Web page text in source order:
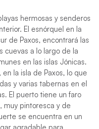
hermosas y senderos
El esnórquel en la
de Paxos, encontrará las
cuevas a lo largo de la
en las islas Jónicas.
la isla de Paxos, lo que
y varias tabernas en el
El puerto tiene un faro
muy pintoresca y de
se encuentra en un